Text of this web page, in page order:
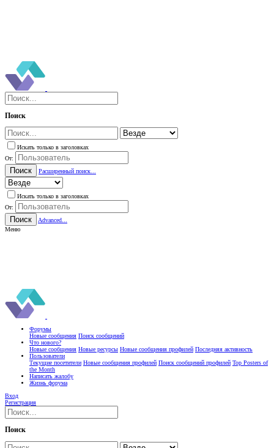
Поиск
Искать только в заголовках
От:
Поиск Расширенный поиск...
Искать только в заголовках
От:
Поиск
Advanced...
Меню
Форумы
Новые сообщения Поиск сообщений
Что нового?
Новые сообщения Новые ресурсы Новые сообщения профилей Последняя активность
Пользователи
Текущие посетители Новые сообщения профилей Поиск сообщений профилей Top Posters of
the Month
Написать жалобу
Жизнь форума
Вход
Регистрация
Поиск